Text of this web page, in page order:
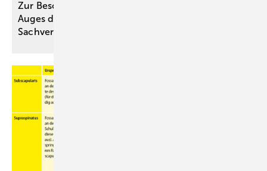
Zur Beschreibung der Leistungsfähigkeit des
Auges durch den medizinischen
Sachverständigen